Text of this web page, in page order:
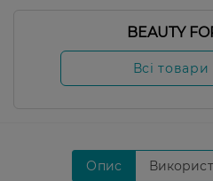
BEAUTY
Всі
Опис